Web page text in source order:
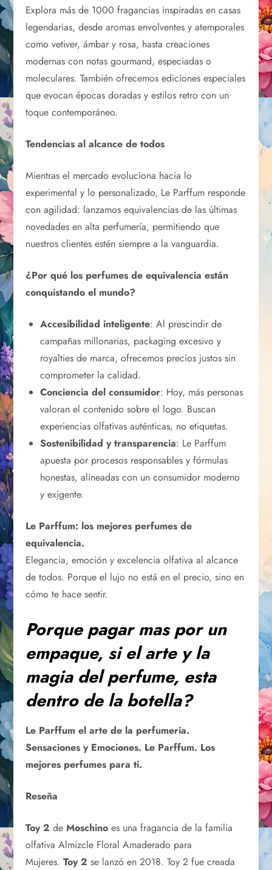
Explora más de 1000 fragancias inspiradas en casas
legendarias, desde aromas envolventes y atemporales
como vetiver, ámbar y rosa, hasta creaciones
modernas con notas gourmand, especiadas o
moleculares. También ofrecemos ediciones especiales
que evocan épocas doradas y estilos retro con un
toque contemporáneo.
Tendencias al alcance de todos
Mientras el mercado evoluciona hacia lo
experimental y lo personalizado, Le Parffum responde
con agilidad: lanzamos equivalencias de las últimas
novedades en alta perfumería, permitiendo que
nuestros clientes estén siempre a la vanguardia.
¿Por qué los perfumes de equivalencia están
conquistando el mundo?
Accesibilidad inteligente: Al prescindir de
campañas millonarias, packaging excesivo y
royalties de marca, ofrecemos precios justos sin
comprometer la calidad.
Conciencia del consumidor: Hoy, más personas
valoran el contenido sobre el logo. Buscan
experiencias olfativas auténticas, no etiquetas.
Sostenibilidad y transparencia: Le Parffum
apuesta por procesos responsables y fórmulas
honestas, alineadas con un consumidor moderno
y exigente.
Le Parffum: los mejores perfumes de
equivalencia.
Elegancia, emoción y excelencia olfativa al alcance
de todos. Porque el lujo no está en el precio, sino en
cómo te hace sentir.
Porque pagar mas por un
empaque, si el arte y la
magia del perfume, esta
dentro de la botella?
Le Parffum el arte de la perfumeria.
Sensaciones y Emociones. Le Parffum. Los
mejores perfumes para ti.
Reseña
Toy 2 deMoschino es una fragancia de la familia
olfativa Almizcle Floral Amaderado para
Mujeres.Toy 2 se lanzó en 2018. Toy 2 fue creada